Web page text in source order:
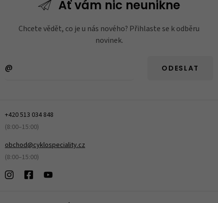
Ať vám nic neunikne
Chcete vědět, co je u nás nového? Přihlaste se k odběru
novinek.
ODESLAT
+420 513 034 848
(8:00–15:00)
obchod@cyklospeciality.cz
(8:00–15:00)